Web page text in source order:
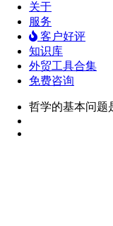
关于
服务
客户好评
知识库
外贸工具合集
免费咨询
哲学的基本问题